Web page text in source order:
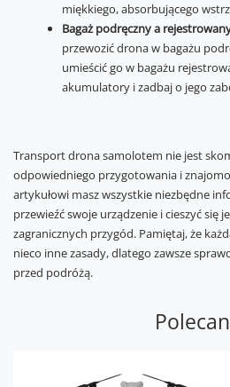
miękkiego, absorbującego
Bagaż podręczny a
przewozić drona w bagażu
umieścić go w bagażu
akumulatory i zadbaj o jego
Transport drona samolotem nie jest
odpowiedniego przygotowania i
artykułowi masz wszystkie niezbędne
przewieźć swoje urządzenie i cieszyć się
zagranicznych przygód. Pamiętaj, że
nieco inne zasady, dlatego zawsze
przed podróżą.